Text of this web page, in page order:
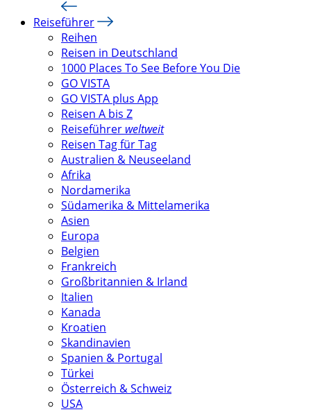
Reiseführer
Reihen
Reisen in Deutschland
1000 Places To See Before You Die
GO VISTA
GO VISTA plus App
Reisen A bis Z
Reiseführer weltweit
Reisen Tag für Tag
Australien & Neuseeland
Afrika
Nordamerika
Südamerika & Mittelamerika
Asien
Europa
Belgien
Frankreich
Großbritannien & Irland
Italien
Kanada
Kroatien
Skandinavien
Spanien & Portugal
Türkei
Österreich & Schweiz
USA